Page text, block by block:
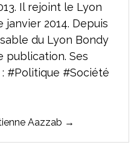
Il rejoint le Lyon
2014. Depuis
du Lyon Bondy
publication. Ses
#Politique #Société
Aazzab →